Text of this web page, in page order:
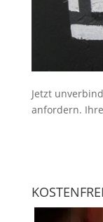
Jetzt
anfordern.